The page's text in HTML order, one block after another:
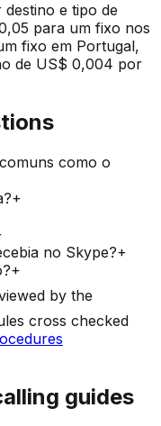
e tipo de
para um fixo nos
fixo em Portugal,
de US$ 0,004 por
como o
+
no Skype?+
+
by the
cross checked
guides